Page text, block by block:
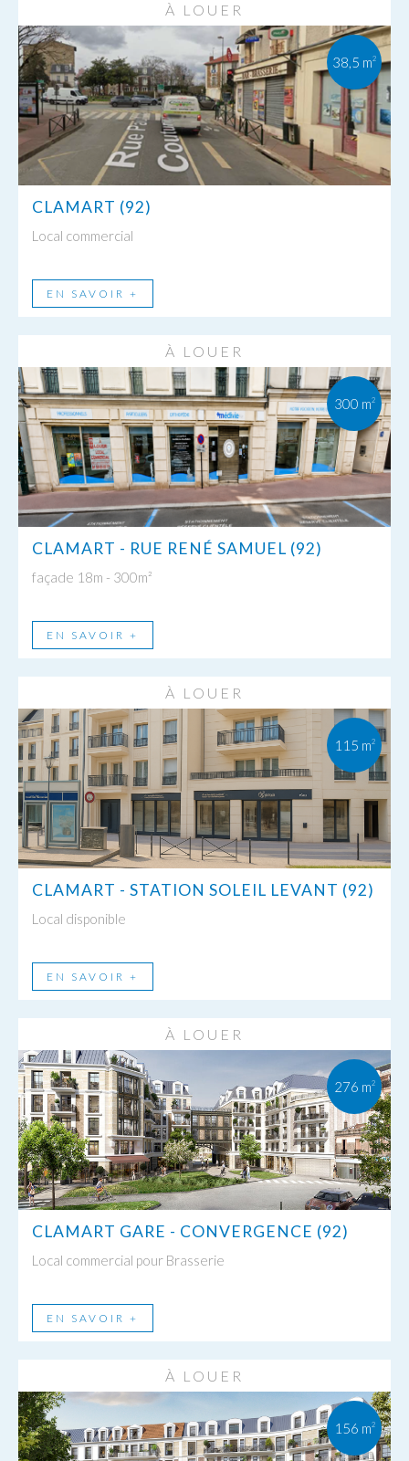
À LOUER
38,5 m2
CLAMART (92)
Local commercial
EN SAVOIR +
À LOUER
300 m2
CLAMART - RUE RENÉ SAMUEL (92)
façade 18m - 300m²
EN SAVOIR +
À LOUER
115 m2
CLAMART - STATION SOLEIL LEVANT (92)
Local disponible
EN SAVOIR +
À LOUER
276 m2
CLAMART GARE - CONVERGENCE (92)
Local commercial pour Brasserie
EN SAVOIR +
À LOUER
156 m2